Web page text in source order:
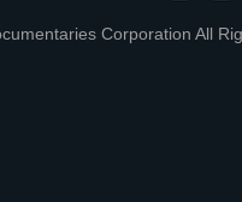
Corporation All